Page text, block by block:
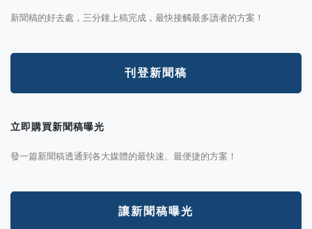
新聞稿的好去處，三分鐘上稿完成，最快接觸最多讀者的方案！
刊登新聞稿
立即購買新聞稿曝光
發一篇新聞稿透通到各大媒體的最快速、最便捷的方案！
讓新聞稿曝光